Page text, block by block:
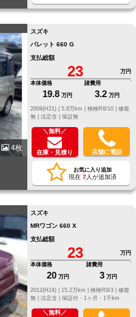
4枚
スズキ
パレット 660 G
支払総額
23
万円
本体価格
19.8 万円
諸費用
3.2 万円
修復
無 | 法定含 | 保証無
＼無料／
在庫・見積り 店舗に電話
お気に入り追加
現在 7人が追加済
スズキ
MRワゴン 660 X
支払総額
23
万円
本体価格
20 万円
諸費用
3 万円
修復
無 | 法定含 | 保証付・1ヶ月・1千km
＼無料／